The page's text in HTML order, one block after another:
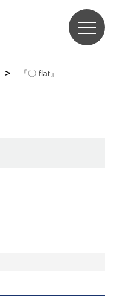
『〇 flat』